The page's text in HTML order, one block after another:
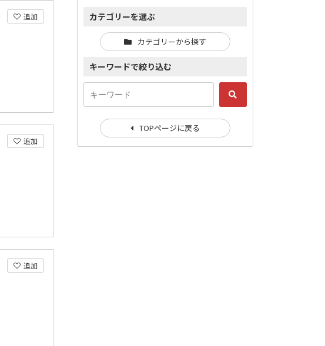
追加
追加
追加
カテゴリーを選ぶ
カテゴリーから探す
キーワードで絞り込む
TOPページに戻る